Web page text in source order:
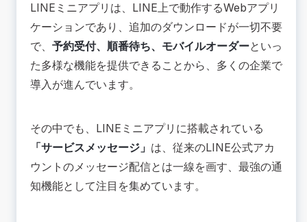
利用目的と配信内容
利用体系と配信コスト
配信回数と有効期限
ブロック時のメッセージ配信
🟢サービスメッセージがもたらす4つのメリット
メッセージ配信コストの削減
ユーザー体験の向上と信頼性の醸成
業務の自動化とスタッフの負担軽減
🟢サービスメッセージの具体的な活用シーン【事
例】
LINEミニアプリは、LINE上で動作するWebアプリ
ケーションであり、追加のダウンロードが一切不要
で、 予約受付、順番待ち、モバイルオーダーといっ
た多様な機能を提供できることから、多くの企業で
導入が進んでいます。
その中でも、LINEミニアプリに搭載されている
「サービスメッセージ」 は、従来のLINE公式アカ
ウントのメッセージ配信とは一線を画す、最強の通
知機能として注目を集めています。